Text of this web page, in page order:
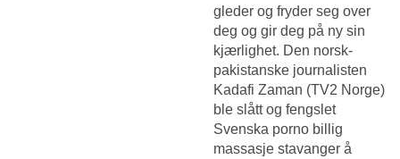
gleder og fryder seg over
deg og gir deg på ny sin
kjærlighet. Den norsk-
pakistanske journalisten
Kadafi Zaman (TV2 Norge)
ble slått og fengslet
Svenska porno billig
massasje stavanger å